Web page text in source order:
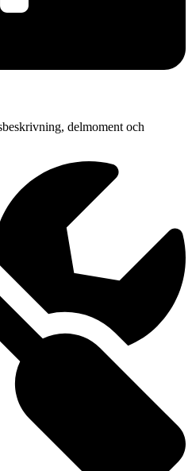
delmoment och